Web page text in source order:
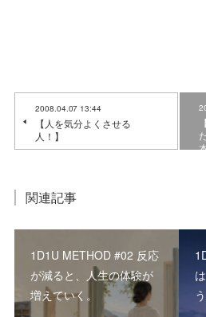
2008.04.07 13:44
【人を気分よくさせる
人！】
関連記事
1D1U METHOD #02 反応
が減ると、人生の体験が
増えていく。
う